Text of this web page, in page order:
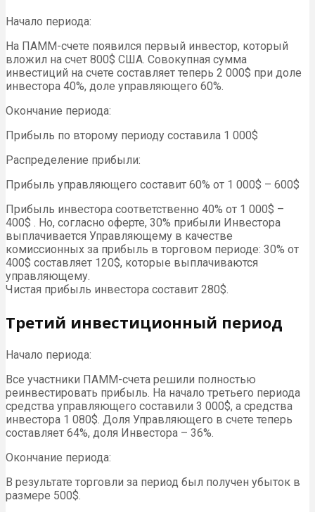
Начало периода:
На ПАММ-счете появился первый инвестор, который
вложил на счет 800$ США. Совокупная сумма
инвестиций на счете составляет теперь 2 000$ при доле
инвестора 40%, доле управляющего 60%.
Окончание периода:
Прибыль по второму периоду составила 1 000$
Распределение прибыли:
Прибыль управляющего составит 60% от 1 000$ – 600$
Прибыль инвестора соответственно 40% от 1 000$ –
400$ . Но, согласно оферте, 30% прибыли Инвестора
выплачивается Управляющему в качестве
комиссионных за прибыль в торговом периоде: 30% от
400$ составляет 120$, которые выплачиваются
управляющему.
Чистая прибыль инвестора составит 280$.
Третий инвестиционный период
Начало периода:
Все участники ПАММ-счета решили полностью
реинвестировать прибыль. На начало третьего периода
средства управляющего составили 3 000$, а средства
инвестора 1 080$. Доля Управляющего в счете теперь
составляет 64%, доля Инвестора – 36%.
Окончание периода:
В результате торговли за период был получен убыток в
размере 500$.